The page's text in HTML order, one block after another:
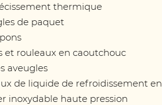
thermique
de paquet
et rouleaux en caoutchouc
aveugles
de liquide de refroidissement en
inoxydable haute pression